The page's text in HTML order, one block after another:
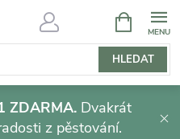
HLEDAT
NÁKUPNÍ
KOŠÍK
ZDARMA. Dvakrát
z pěstování.